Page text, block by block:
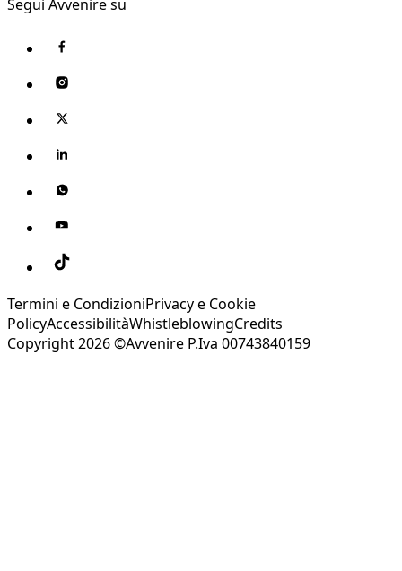
Segui Avvenire su
Termini e CondizioniPrivacy e Cookie
PolicyAccessibilitàWhistleblowingCredits
Copyright 2026 ©Avvenire P.Iva 00743840159